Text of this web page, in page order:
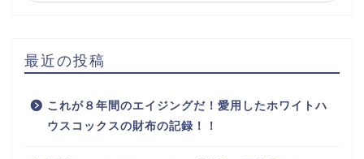
最近の投稿
これが８年間のエイジングだ！愛用したホワイトハ
ウスコックスの財布の記録！！